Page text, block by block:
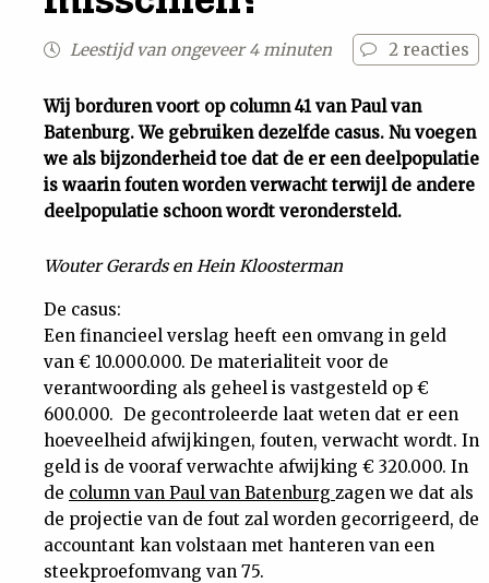
Uit
Feiten
Cijfers
Tuchtrecht
Magazine
Podcast
Dossiers
Leestijd van ongeveer 4 minuten 2 reacties
Wij borduren voort op column 41 van Paul van
Batenburg. We gebruiken dezelfde casus. Nu voegen
we als bijzonderheid toe dat de er een deelpopulatie
is waarin fouten worden verwacht terwijl de andere
deelpopulatie schoon wordt verondersteld.
Wouter Gerards en Hein Kloosterman
De casus:
Een financieel verslag heeft een omvang in geld
van € 10.000.000. De materialiteit voor de
verantwoording als geheel is vastgesteld op €
600.000. De gecontroleerde laat weten dat er een
hoeveelheid afwijkingen, fouten, verwacht wordt. In
geld is de vooraf verwachte afwijking € 320.000. In
de column van Paul van Batenburg zagen we dat als
de projectie van de fout zal worden gecorrigeerd, de
accountant kan volstaan met hanteren van een
steekproefomvang van 75.